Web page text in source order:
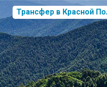
Трансфер в Красной